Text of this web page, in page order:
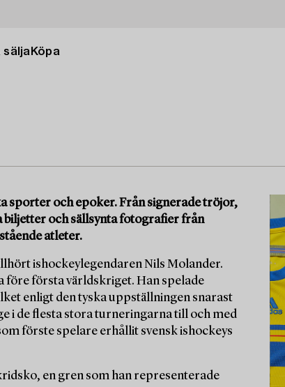
sälja Köpa
sporter och epoker. Från signerade tröjor,
och sällsynta fotografier från
atleter.
ishockeylegendaren Nils Molander.
före första världskriget. Han spelade
enligt den tyska uppställningen snarast
i de flesta stora turneringarna till och med
förste spelare erhållit svensk ishockeys
en gren som han representerade